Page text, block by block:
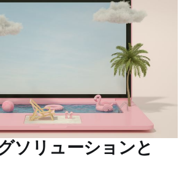
ソリューションと